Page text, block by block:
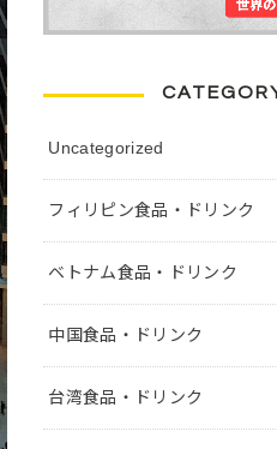
Uncategorized
フィリピン食品・ドリンク
ベトナム食品・ドリンク
中国食品・ドリンク
台湾食品・ドリンク